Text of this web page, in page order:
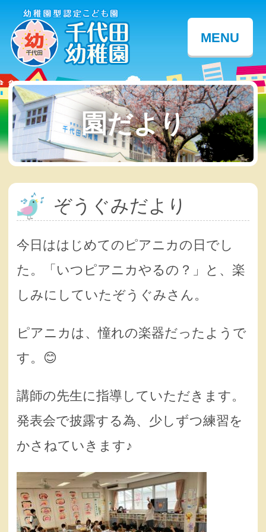
MENU
園だより
ぞうぐみだより
今日ははじめてのピアニカの日でし
た。「いつピアニカやるの？」と、楽
しみにしていたぞうぐみさん。
ピアニカは、憧れの楽器だったようで
す。😊
講師の先生に指導していただきます。
発表会で披露する為、少しずつ練習を
かさねていきます♪